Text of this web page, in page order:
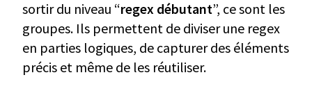
sortir du niveau “regex débutant”, ce sont les
groupes. Ils permettent de diviser une regex
en parties logiques, de capturer des éléments
précis et même de les réutiliser.